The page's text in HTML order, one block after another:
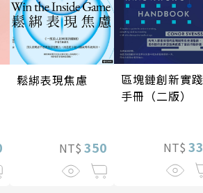
鬆綁表現焦慮
NT$ 350
區塊鏈創新實踐
手冊（二版）
NT$